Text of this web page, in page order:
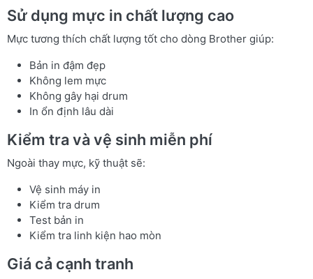
Sử dụng mực in chất lượng cao
Mực tương thích chất lượng tốt cho dòng Brother giúp:
Bản in đậm đẹp
Không lem mực
Không gây hại drum
In ổn định lâu dài
Kiểm tra và vệ sinh miễn phí
Ngoài thay mực, kỹ thuật sẽ:
Vệ sinh máy in
Kiểm tra drum
Test bản in
Kiểm tra linh kiện hao mòn
Giá cả cạnh tranh